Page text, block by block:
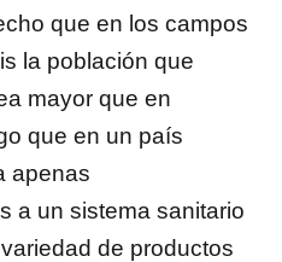
que en los campos
la población que
mayor que en
que en un país
apenas
a un sistema sanitario
de productos